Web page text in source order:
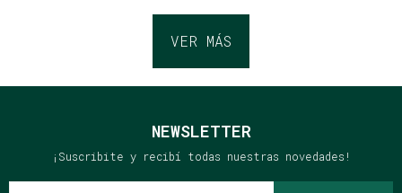
VER MÁS
NEWSLETTER
¡Suscribite y recibí todas nuestras novedades!